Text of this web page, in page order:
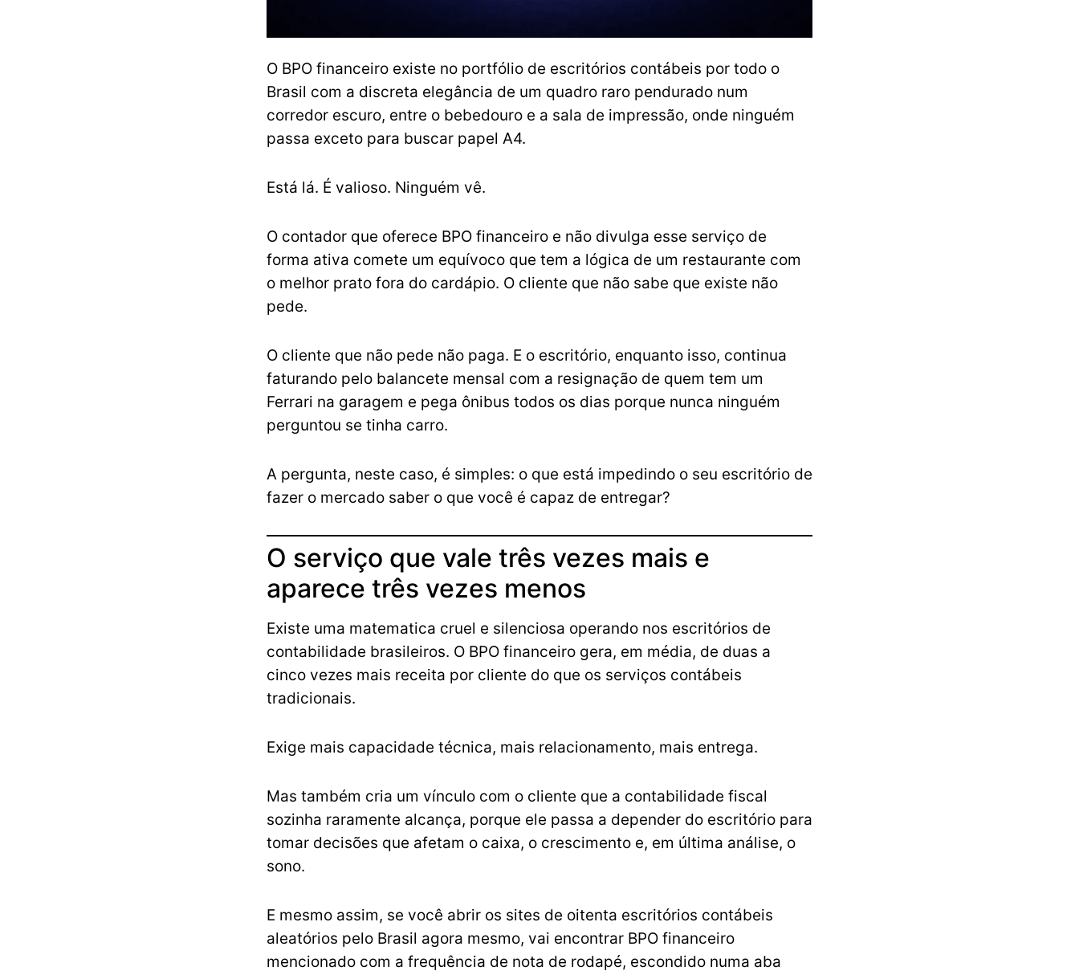
O BPO financeiro existe no portfólio de escritórios contábeis por todo o
Brasil com a discreta elegância de um quadro raro pendurado num
corredor escuro, entre o bebedouro e a sala de impressão, onde ninguém
passa exceto para buscar papel A4.
Está lá. É valioso. Ninguém vê.
O contador que oferece BPO financeiro e não divulga esse serviço de
forma ativa comete um equívoco que tem a lógica de um restaurante com
o melhor prato fora do cardápio. O cliente que não sabe que existe não
pede.
O cliente que não pede não paga. E o escritório, enquanto isso, continua
faturando pelo balancete mensal com a resignação de quem tem um
Ferrari na garagem e pega ônibus todos os dias porque nunca ninguém
perguntou se tinha carro.
A pergunta, neste caso, é simples: o que está impedindo o seu escritório de
fazer o mercado saber o que você é capaz de entregar?
O serviço que vale três vezes mais e
aparece três vezes menos
Existe uma matematica cruel e silenciosa operando nos escritórios de
contabilidade brasileiros. O BPO financeiro gera, em média, de duas a
cinco vezes mais receita por cliente do que os serviços contábeis
tradicionais.
Exige mais capacidade técnica, mais relacionamento, mais entrega.
Mas também cria um vínculo com o cliente que a contabilidade fiscal
sozinha raramente alcança, porque ele passa a depender do escritório para
tomar decisões que afetam o caixa, o crescimento e, em última análise, o
sono.
E mesmo assim, se você abrir os sites de oitenta escritórios contábeis
aleatórios pelo Brasil agora mesmo, vai encontrar BPO financeiro
mencionado com a frequência de nota de rodapé, escondido numa aba